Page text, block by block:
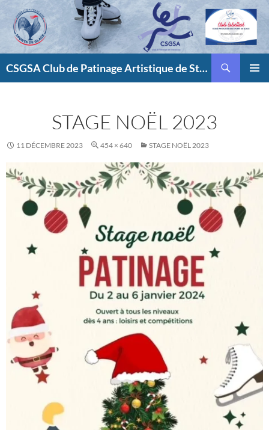
contenu
CSGSA Club de Patinage Artistique de Strasbourg
STAGE NOËL 2023
11 DÉCEMBRE 2023 454 × 640 STAGE NOËL 2023